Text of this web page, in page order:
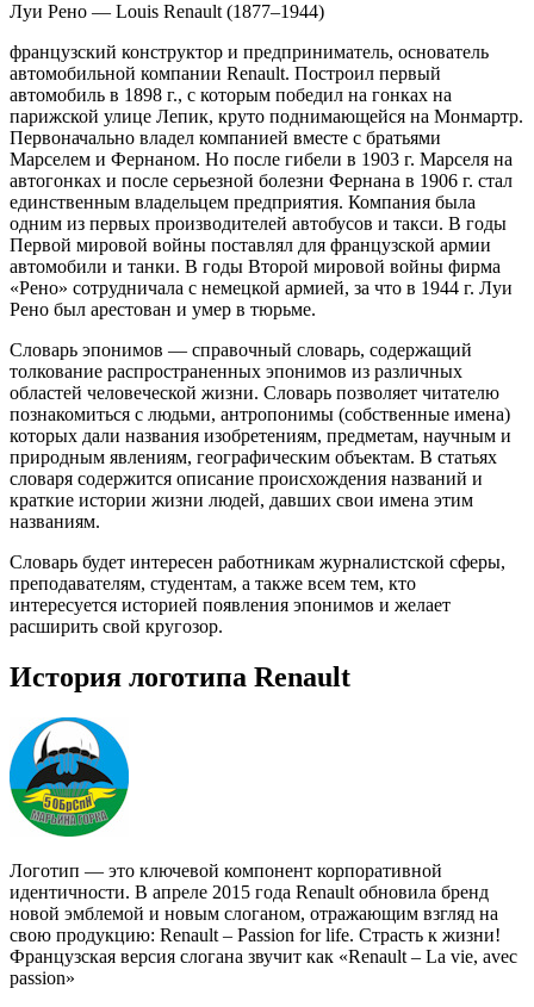
Луи Рено — Louis Renault (1877–1944)
французский конструктор и предприниматель, основатель
автомобильной компании Renault. Построил первый
автомобиль в 1898 г., с которым победил на гонках на
парижской улице Лепик, круто поднимающейся на Монмартр.
Первоначально владел компанией вместе с братьями
Марселем и Фернаном. Но после гибели в 1903 г. Марселя на
автогонках и после серьезной болезни Фернана в 1906 г. стал
единственным владельцем предприятия. Компания была
одним из первых производителей автобусов и такси. В годы
Первой мировой войны поставлял для французской армии
автомобили и танки. В годы Второй мировой войны фирма
«Рено» сотрудничала с немецкой армией, за что в 1944 г. Луи
Рено был арестован и умер в тюрьме.
Словарь эпонимов — справочный словарь, содержащий
толкование распространенных эпонимов из различных
областей человеческой жизни. Словарь позволяет читателю
познакомиться с людьми, антропонимы (собственные имена)
которых дали названия изобретениям, предметам, научным и
природным явлениям, географическим объектам. В статьях
словаря содержится описание происхождения названий и
краткие истории жизни людей, давших свои имена этим
названиям.
Словарь будет интересен работникам журналистской сферы,
преподавателям, студентам, а также всем тем, кто
интересуется историей появления эпонимов и желает
расширить свой кругозор.
История логотипа Renault
Логотип — это ключевой компонент корпоративной
идентичности. В апреле 2015 года Renault обновила бренд
новой эмблемой и новым слоганом, отражающим взгляд на
свою продукцию: Renault – Passion for life. Страсть к жизни!
Французская версия слогана звучит как «Renault – La vie, avec
passion»